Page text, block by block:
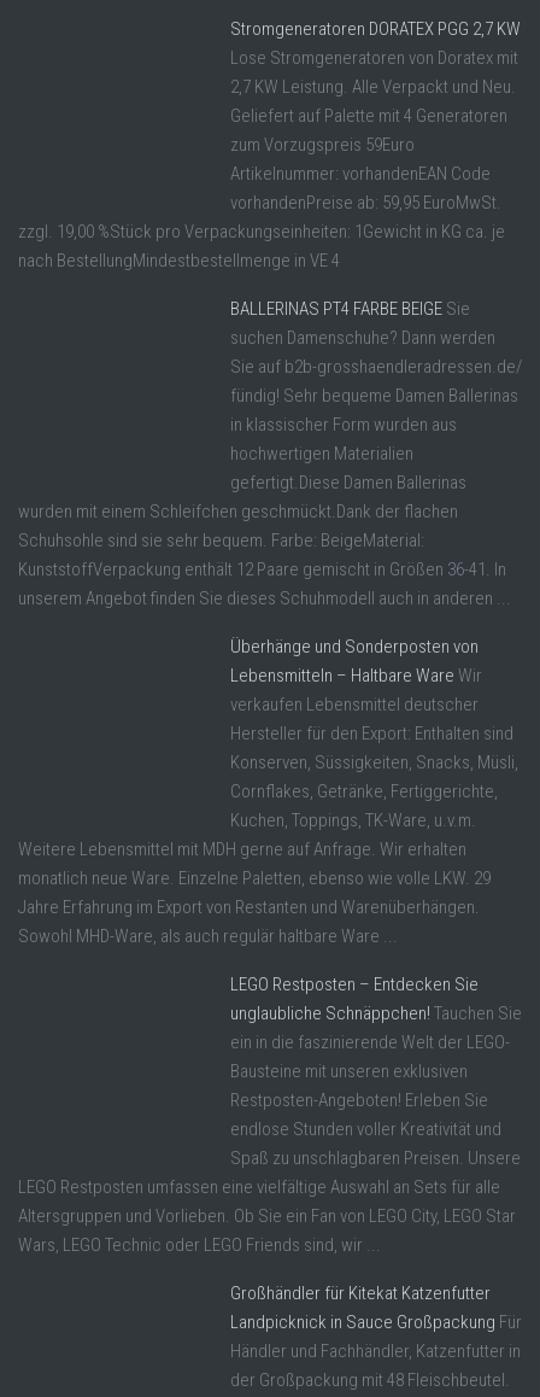
Stromgeneratoren DORATEX PGG 2,7 KW
Lose Stromgeneratoren von Doratex mit
2,7 KW Leistung. Alle Verpackt und Neu.
Geliefert auf Palette mit 4 Generatoren
zum Vorzugspreis 59Euro
Artikelnummer: vorhandenEAN Code
vorhandenPreise ab: 59,95 EuroMwSt.
zzgl. 19,00 %Stück pro Verpackungseinheiten: 1Gewicht in KG ca. je
nach BestellungMindestbestellmenge in VE 4
BALLERINAS PT4 FARBE BEIGE Sie
suchen Damenschuhe? Dann werden
Sie auf b2b-grosshaendleradressen.de/
fündig! Sehr bequeme Damen Ballerinas
in klassischer Form wurden aus
hochwertigen Materialien
gefertigt.Diese Damen Ballerinas
wurden mit einem Schleifchen geschmückt.Dank der flachen
Schuhsohle sind sie sehr bequem. Farbe: BeigeMaterial:
KunststoffVerpackung enthält 12 Paare gemischt in Größen 36-41. In
unserem Angebot finden Sie dieses Schuhmodell auch in anderen ...
Überhänge und Sonderposten von
Lebensmitteln – Haltbare Ware Wir
verkaufen Lebensmittel deutscher
Hersteller für den Export: Enthalten sind
Konserven, Süssigkeiten, Snacks, Müsli,
Cornflakes, Getränke, Fertiggerichte,
Kuchen, Toppings, TK-Ware, u.v.m.
Weitere Lebensmittel mit MDH gerne auf Anfrage. Wir erhalten
monatlich neue Ware. Einzelne Paletten, ebenso wie volle LKW. 29
Jahre Erfahrung im Export von Restanten und Warenüberhängen.
Sowohl MHD-Ware, als auch regulär haltbare Ware ...
LEGO Restposten – Entdecken Sie
unglaubliche Schnäppchen! Tauchen Sie
ein in die faszinierende Welt der LEGO-
Bausteine mit unseren exklusiven
Restposten-Angeboten! Erleben Sie
endlose Stunden voller Kreativität und
Spaß zu unschlagbaren Preisen. Unsere
LEGO Restposten umfassen eine vielfältige Auswahl an Sets für alle
Altersgruppen und Vorlieben. Ob Sie ein Fan von LEGO City, LEGO Star
Wars, LEGO Technic oder LEGO Friends sind, wir ...
Großhändler für Kitekat Katzenfutter
Landpicknick in Sauce Großpackung Für
Händler und Fachhändler, Katzenfutter in
der Großpackung mit 48 Fleischbeutel.